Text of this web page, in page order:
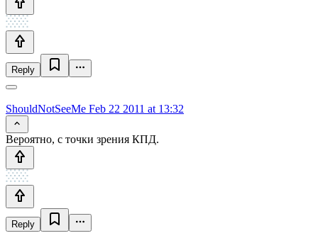
Reply
ShouldNotSeeMe Feb 22 2011 at 13:32
Вероятно, с точки зрения КПД.
Reply